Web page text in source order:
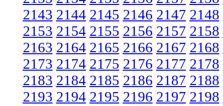
2143 2144 2145 2146 2147 2148
2153 2154 2155 2156 2157 2158
2163 2164 2165 2166 2167 2168
2173 2174 2175 2176 2177 2178
2183 2184 2185 2186 2187 2188
2193 2194 2195 2196 2197 2198